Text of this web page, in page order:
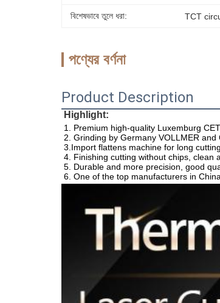
বিশেষভাবে তুলে ধরা: TCT
পণ্যের বর্ণনা
Product Description
Highlight:
1. Premium high-quality Luxemburg
2. Grinding by Germany VOLLMER
3.Import flattens machine for long
4. Finishing cutting without chips, clean
5. Durable and more precision, good
6. One of the top manufacturers in